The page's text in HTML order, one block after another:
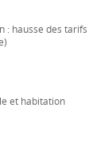
: hausse des tarifs
et habitation